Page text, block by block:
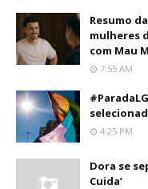
Resumo
mulheres
com Mau
7:55 AM
4:25 PM
Dora se
Cuida’